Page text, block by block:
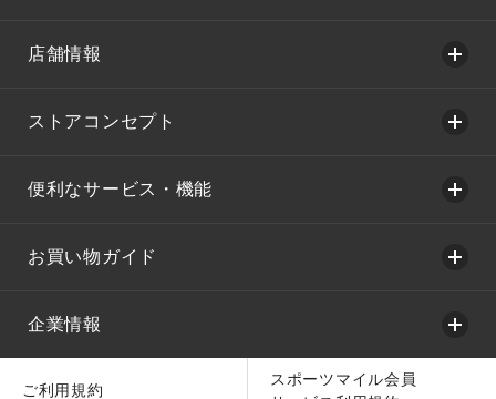
店舗情報
ストアコンセプト
便利なサービス・機能
お買い物ガイド
企業情報
ご利用規約
スポーツマイル会員